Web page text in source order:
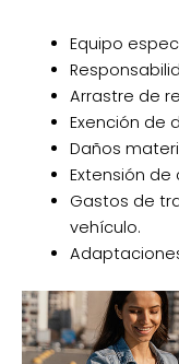
Equipo
Arrastre de
Exención de
Daños
Extensión de
Gastos de
vehículo.